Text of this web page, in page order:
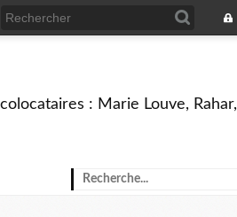
: Marie Louve, Rahar,